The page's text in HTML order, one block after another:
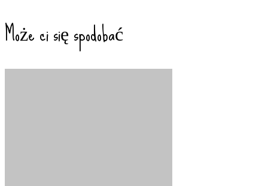
Może ci się spodobać